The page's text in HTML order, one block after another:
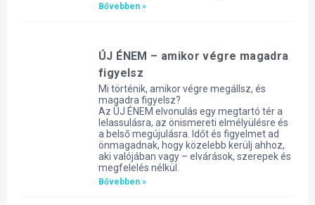
Bővebben »
ÚJ ÉNEM – amikor végre magadra
figyelsz
Mi történik, amikor végre megállsz, és
magadra figyelsz?
Az ÚJ ÉNEM elvonulás egy megtartó tér a
lelassulásra, az önismereti elmélyülésre és
a belső megújulásra. Időt és figyelmet ad
önmagadnak, hogy közelebb kerülj ahhoz,
aki valójában vagy – elvárások, szerepek és
megfelelés nélkül.
Bővebben »